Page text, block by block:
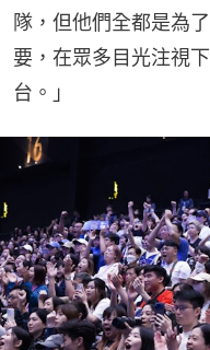
隊，但他們全都是為
要，在眾多目光注視
台。」